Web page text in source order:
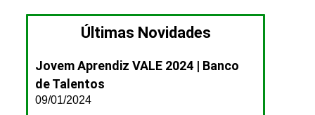
Últimas Novidades
Jovem Aprendiz VALE 2024 | Banco
de Talentos
09/01/2024